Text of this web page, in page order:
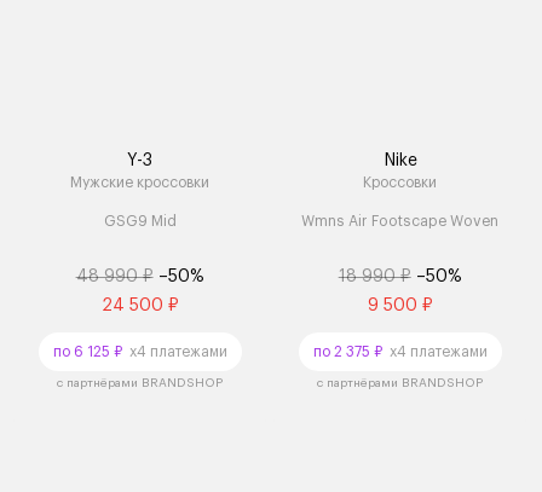
Y-3
Мужские кроссовки
GSG9 Mid
48 990 ₽ –50%
24 500 ₽
по 6 125 ₽x4 платежами
с партнёрами BRANDSHOP
Nike
Кроссовки
Wmns Air Footscape Woven
18 990 ₽ –50%
9 500 ₽
по 2 375 ₽x4 платежами
с партнёрами BRANDSHOP